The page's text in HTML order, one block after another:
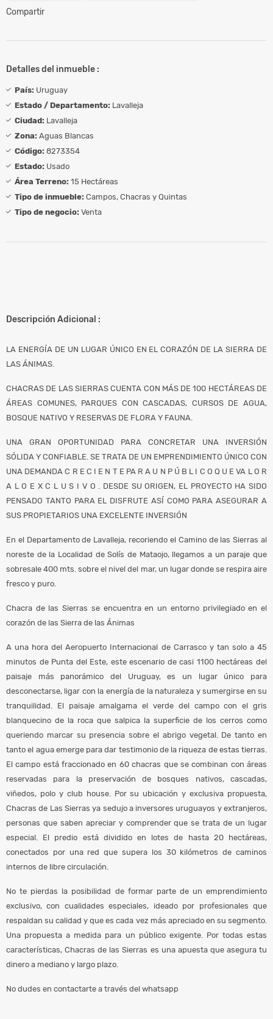
Compartir
Detalles del inmueble :
País: Uruguay
Estado / Departamento: Lavalleja
Ciudad: Lavalleja
Zona: Aguas Blancas
Código: 8273354
Estado: Usado
Área Terreno: 15 Hectáreas
Tipo de inmueble: Campos, Chacras y Quintas
Tipo de negocio: Venta
Descripción Adicional :
LA ENERGÍA DE UN LUGAR ÚNICO EN EL CORAZÓN DE LA SIERRA DE
LAS ÁNIMAS.
CHACRAS DE LAS SIERRAS CUENTA CON MÁS DE 100 HECTÁREAS DE
ÁREAS COMUNES, PARQUES CON CASCADAS, CURSOS DE AGUA,
BOSQUE NATIVO Y RESERVAS DE FLORA Y FAUNA.
UNA GRAN OPORTUNIDAD PARA CONCRETAR UNA INVERSIÓN
SÓLIDA Y CONFIABLE. SE TRATA DE UN EMPRENDIMIENTO ÚNICO CON
UNA DEMANDA C R E C I E N T E PA R A U N P Ú B L I C O Q U E VA L O R
A L O E X C L U S I V O . DESDE SU ORIGEN, EL PROYECTO HA SIDO
PENSADO TANTO PARA EL DISFRUTE ASÍ COMO PARA ASEGURAR A
SUS PROPIETARIOS UNA EXCELENTE INVERSIÓN
En el Departamento de Lavalleja, recoriendo el Camino de las Sierras al
noreste de la Localidad de Solís de Mataojo, llegamos a un paraje que
sobresale 400 mts. sobre el nivel del mar, un lugar donde se respira aire
fresco y puro.
Chacra de las Sierras se encuentra en un entorno privilegiado en el
corazón de las Sierra de las Ánimas
A una hora del Aeropuerto Internacional de Carrasco y tan solo a 45
minutos de Punta del Este, este escenario de casi 1100 hectáreas del
paisaje más panorámico del Uruguay, es un lugar único para
desconectarse, ligar con la energía de la naturaleza y sumergirse en su
tranquilidad. El paisaje amalgama el verde del campo con el gris
blanquecino de la roca que salpica la superficie de los cerros como
queriendo marcar su presencia sobre el abrigo vegetal. De tanto en
tanto el agua emerge para dar testimonio de la riqueza de estas tierras.
El campo está fraccionado en 60 chacras que se combinan con áreas
reservadas para la preservación de bosques nativos, cascadas,
viñedos, polo y club house. Por su ubicación y exclusiva propuesta,
Chacras de Las Sierras ya sedujo a inversores uruguayos y extranjeros,
personas que saben apreciar y comprender que se trata de un lugar
especial. El predio está dividido en lotes de hasta 20 hectáreas,
conectados por una red que supera los 30 kilómetros de caminos
internos de libre circulación.
No te pierdas la posibilidad de formar parte de un emprendimiento
exclusivo, con cualidades especiales, ideado por profesionales que
respaldan su calidad y que es cada vez más apreciado en su segmento.
Una propuesta a medida para un público exigente. Por todas estas
características, Chacras de las Sierras es una apuesta que asegura tu
dinero a mediano y largo plazo.
No dudes en contactarte a través del whatsapp